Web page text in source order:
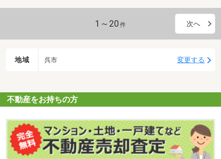
1～20 件 次へ
地域 呉市 変更する
不動産をお持ちの方